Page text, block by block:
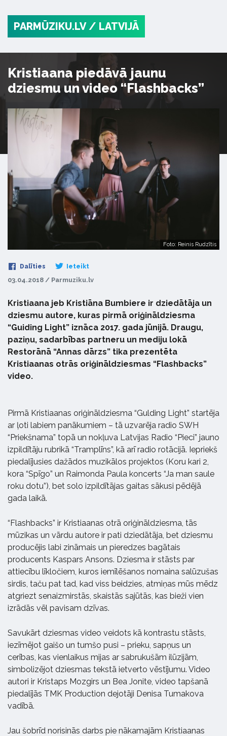
PARMŪZIKU.LV / LATVIJĀ
Kristiaana piedāvā jaunu
dziesmu un video “Flashbacks”
Foto: Reinis Rudzītis
Dalīties Ieteikt
03.04.2018 / Parmuziku.lv
Kristiaana jeb Kristiāna Bumbiere ir dziedātāja un
dziesmu autore, kuras pirmā oriģināldziesma
“Guiding Light” iznāca 2017. gada jūnijā. Draugu,
paziņu, sadarbības partneru un mediju lokā
Restorānā “Annas dārzs” tika prezentēta
Kristiaanas otrās oriģināldziesmas “Flashbacks”
video.
Pirmā Kristiaanas oriģināldziesma “Gulding Light” startēja
ar ļoti labiem panākumiem – tā uzvarēja radio SWH
“Priekšnama” topā un nokļuva Latvijas Radio “Pieci” jauno
izpildītāju rubrikā “Tramplīns”, kā arī radio rotācijā. Iepriekš
piedalījusies dažādos muzikālos projektos (Koru kari 2,
kora “Spīgo” un Raimonda Paula koncerts “Ja man saule
roku dotu”), bet solo izpildītājas gaitas sākusi pēdējā
gada laikā.
“Flashbacks” ir Kristiaanas otrā oriģināldziesma, tās
mūzikas un vārdu autore ir pati dziedātāja, bet dziesmu
producējis labi zināmais un pieredzes bagātais
producents Kaspars Ansons. Dziesma ir stāsts par
attiecību līkločiem, kuros iemīlēšanos nomaina salūzušas
sirdis, taču pat tad, kad viss beidzies, atmiņas mūs mēdz
atgriezt senaizmirstās, skaistās sajūtās, kas bieži vien
izrādās vēl pavisam dzīvas.
Savukārt dziesmas video veidots kā kontrastu stāsts,
iezīmējot gaišo un tumšo pusi – prieku, sapņus un
cerības, kas vienlaikus mijas ar sabrukušām ilūzijām,
simbolizējot dziesmas tekstā ietverto vēstījumu. Video
autori ir Kristaps Mozgirs un Bea Jonite, video tapšanā
piedalījās TMK Production dejotāji Denisa Tumakova
vadībā.
Jau šobrīd norisinās darbs pie nākamajām Kristiaanas